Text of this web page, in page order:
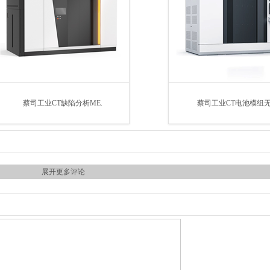
蔡司工业CT缺陷分析ME. 蔡司工业CT电池模组
展开更多评论